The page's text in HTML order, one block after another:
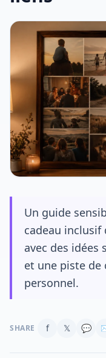
Un guide
cadeau inclusif
avec des idées
et une piste de
personnel.
SHARE f 𝕏 💬